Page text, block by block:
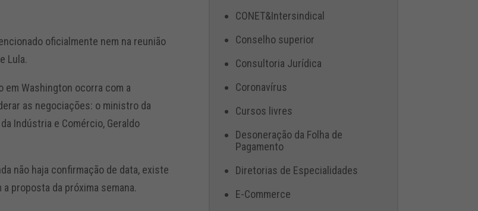
oficialmente nem na reunião
Lula.
em Washington ocorra com a
as negociações: o ministro da
Indústria e Comércio, Geraldo
não haja confirmação de data, existe
proposta da próxima semana.
CONET&Intersindical
Conselho superior
Consultoria Jurídica
Coronavírus
Cursos livres
Desoneração da Folha de
Pagamento
Diretorias de Especialidades
E-Commerce